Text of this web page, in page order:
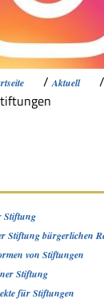
/Aktuell /
Stiftung
Stiftung bürgerlichen
von Stiftungen
Stiftung
für Stiftungen